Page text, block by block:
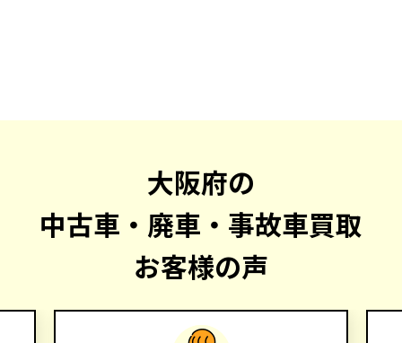
大阪府の
中古車・廃車・事故車買取
お客様の声